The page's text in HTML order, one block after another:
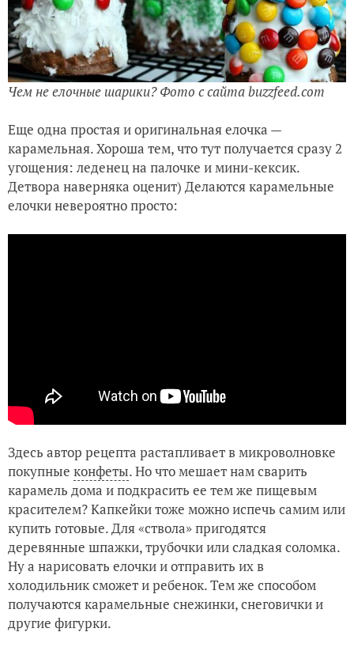
Чем не елочные шарики? Фото с сайта buzzfeed.com
Еще одна простая и оригинальная елочка —
карамельная. Хороша тем, что тут получается сразу 2
угощения: леденец на палочке и мини-кексик.
Детвора наверняка оценит) Делаются карамельные
елочки невероятно просто:
Здесь автор рецепта растапливает в микроволновке
покупные конфеты. Но что мешает нам сварить
карамель дома и подкрасить ее тем же пищевым
красителем? Капкейки тоже можно испечь самим или
купить готовые. Для «ствола» пригодятся
деревянные шпажки, трубочки или сладкая соломка.
Ну а нарисовать елочки и отправить их в
холодильник сможет и ребенок. Тем же способом
получаются карамельные снежинки, снеговички и
другие фигурки.